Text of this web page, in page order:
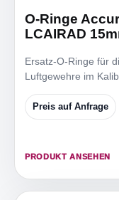
O-Ringe
LCAIRAD
Ersatz-O-Ringe für
Luftgewehre im
Preis auf Anfrage
PRODUKT ANSEHEN